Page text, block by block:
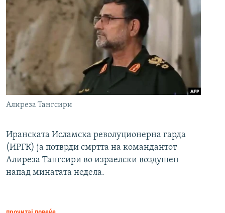
Алиреза Тангсири
Иранската Исламска револуционерна гарда
(ИРГК) ја потврди смртта на командантот
Алиреза Тангсири во израелски воздушен
напад минатата недела.